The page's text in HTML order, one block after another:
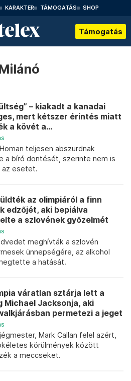
KARAKTER TÁMOGATÁS SHOP
Támogatás
– kiakadt a kanadai
mert kétszer érintés miatt
a kövét a...
teljesen abszurdnak
a bíró döntését, szerinte nem is
az esetet.
az olimpiáról a finn
edzőjét, aki bepiálva
a szlovének győzelmét
meghívták a szlovén
ünnepségére, az alkohol
a hatását.
váratlan sztárja lett a
Michael Jacksonja, aki
permetezi a jeget
Mark Callan felel azért,
körülmények között
a meccseket.